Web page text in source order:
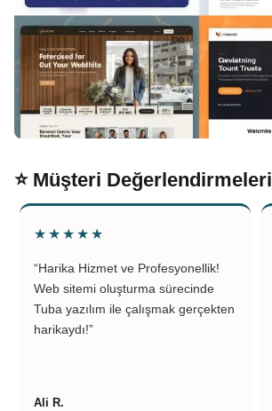
⭐ Müşteri Değerlendirmeleri
★★★★★
“Harika Hizmet ve Profesyonellik!
Web sitemi oluşturma sürecinde
Tuba yazılım ile çalışmak gerçekten
harikaydı!”
Ali R.